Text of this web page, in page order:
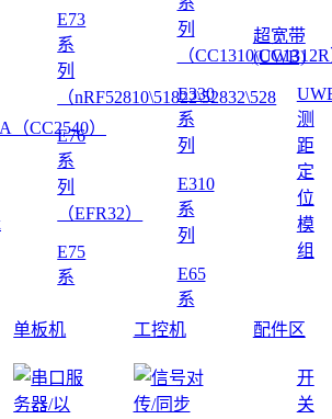
（CC2540）
E73
系
列
（nRF52810\51822\52832\528
E76
系
列
（EFR32）
E75
系
列
（
E330
系
列
E310
系
列
E65
系
超宽带
(UWB)
测
距
定
位
模
组
单板机 工控机 配件区
开
关